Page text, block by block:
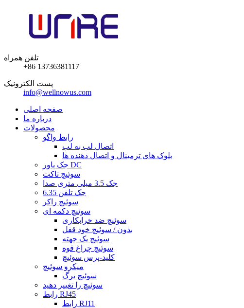
تلفن همراه
+86 13736381117
پست الکترونیک
info@wellnowus.com
صفحه اصلی
درباره ما
محصولات
رابط واگو
اتصال لب به لب
بلوک های ترمینال و اتصال دهنده ها
جک پاور DC
سوئیچ تاکت
جک 3.5 میلی متری صدا
6.35 جک تلفن
سوئیچ راکر
سوئیچ دکمه ای
سوئیچ ضد خرابکاری
بدون / سوئیچ خود قفل
سوئیچ یک جهته
سوئیچ چراغ قوه
کلید-پرس سوئیچ
میکرو سوئیچ
سوئیچ برگ
سوئیچ را تغییر دهید
رابط RJ45
رابط RJ11